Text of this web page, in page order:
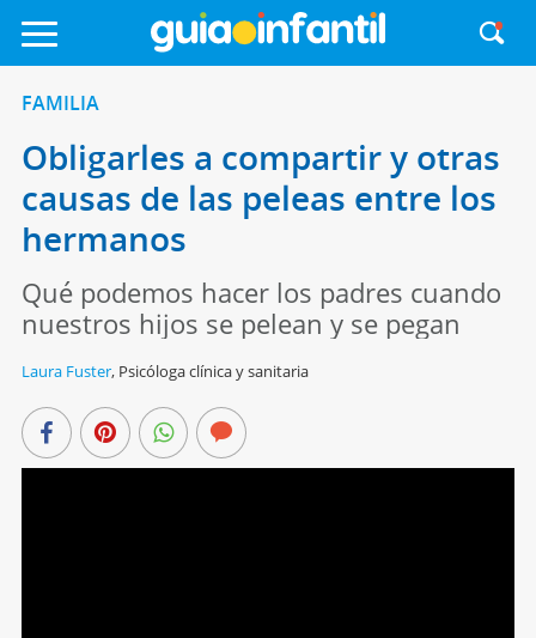
FAMILIA
Obligarles a compartir y otras
causas de las peleas entre los
hermanos
Qué podemos hacer los padres cuando
nuestros hijos se pelean y se pegan
Laura Fuster, Psicóloga clínica y sanitaria